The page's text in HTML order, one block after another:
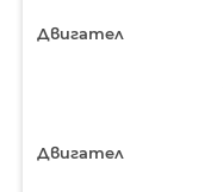
Двигател
Двигател